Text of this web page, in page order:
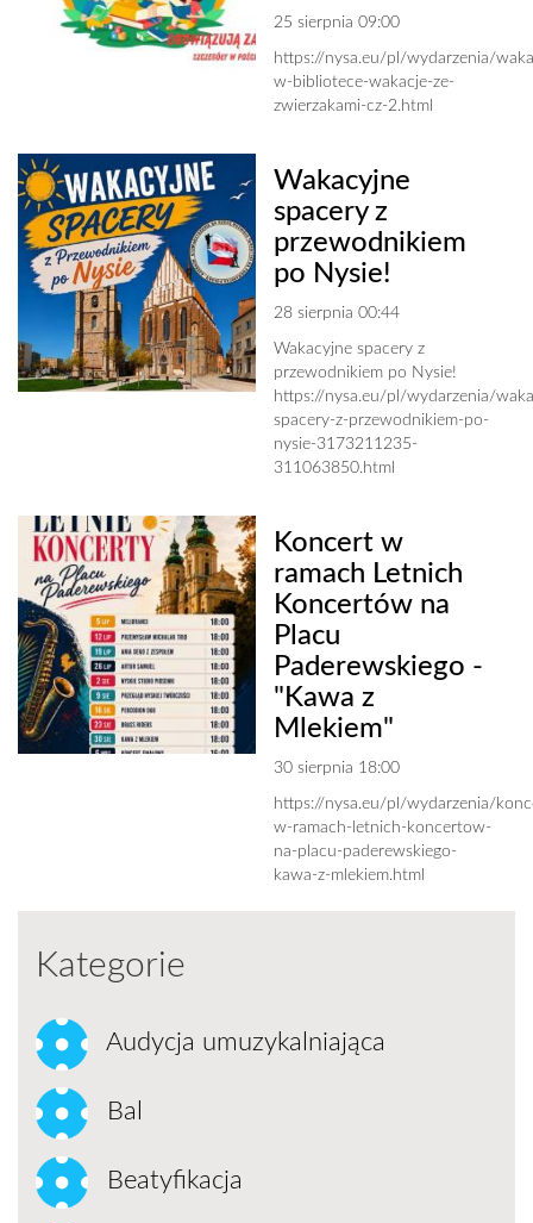
25 sierpnia 09:00
https://nysa.eu/pl/wydarzenia/
w-bibliotece-wakacje-ze-
zwierzakami-cz-2.html
Wakacyjne
spacery z
przewodnikiem
po Nysie!
28 sierpnia 00:44
Wakacyjne spacery z
przewodnikiem po Nysie!
https://nysa.eu/pl/wydarzenia/
spacery-z-przewodnikiem-po-
nysie-3173211235-
311063850.html
Koncert w
ramach Letnich
Koncertów na
Placu
Paderewskiego -
"Kawa z
Mlekiem"
30 sierpnia 18:00
https://nysa.eu/pl/wydarzenia/
w-ramach-letnich-koncertow-
na-placu-paderewskiego-
kawa-z-mlekiem.html
Kategorie
Audycja umuzykalniająca
Bal
Beatyfikacja